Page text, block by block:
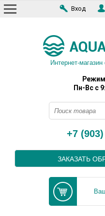
Вход
Интернет-
Пн-Вс с
+7
ЗАКАЗАТЬ